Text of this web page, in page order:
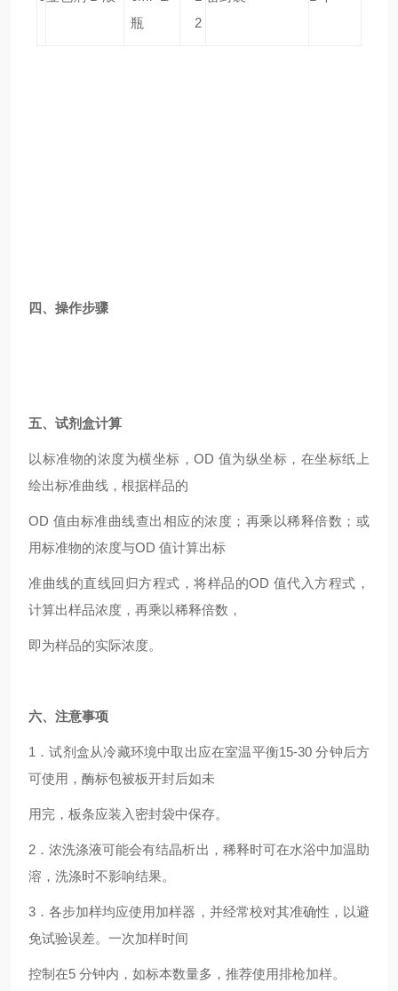
瓶
2
四、操作步骤
五、试剂盒计算
以标准物的浓度为横坐标，OD 值为纵坐标，在坐标纸上
绘出标准曲线，根据样品的
OD 值由标准曲线查出相应的浓度；再乘以稀释倍数；或
用标准物的浓度与OD 值计算出标
准曲线的直线回归方程式，将样品的OD 值代入方程式，
计算出样品浓度，再乘以稀释倍数，
即为样品的实际浓度。
六、注意事项
1 ．试剂盒从冷藏环境中取出应在室温平衡15-30 分钟后方
可使用，酶标包被板开封后如未
用完，板条应装入密封袋中保存。
2 ．浓洗涤液可能会有结晶析出，稀释时可在水浴中加温助
溶，洗涤时不影响结果。
3 ．各步加样均应使用加样器，并经常校对其准确性，以避
免试验误差。一次加样时间
控制在5 分钟内，如标本数量多，推荐使用排枪加样。